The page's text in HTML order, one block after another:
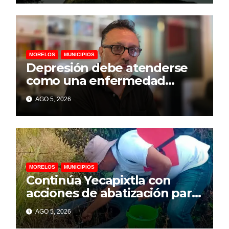
MORELOS MUNICIPIOS
Depresión debe atenderse
como una enfermedad
mental para prevenir el
suicidio: psicólogo
AGO 5, 2026
MORELOS MUNICIPIOS
Continúa Yecapixtla con
acciones de abatización para
prevenir dengue, zika y
chikungunya
AGO 5, 2026